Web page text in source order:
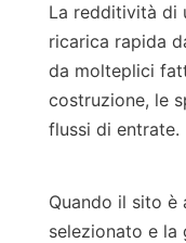
La redditività di
ricarica rapida
da molteplici
costruzione, le
flussi di entrate.
Quando il sito è
selezionato e la